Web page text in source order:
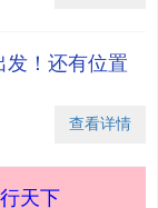
！还有位置
查看详情
天下